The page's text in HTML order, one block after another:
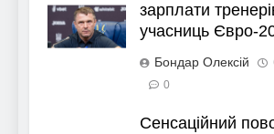
зарплати
учасниць Євро-
Бондар Олексій
0
Сенсаційний